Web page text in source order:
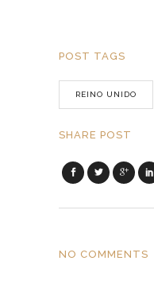
POST TAGS
REINO UNIDO
SHARE POST
NO COMMENTS